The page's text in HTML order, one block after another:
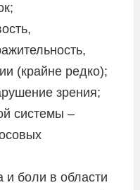
(крайне редко);
зрения;
системы –
и боли в области